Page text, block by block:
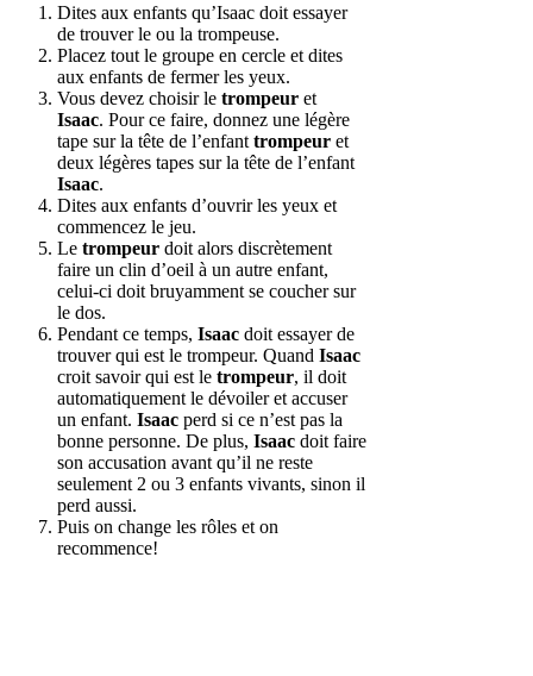
Dites aux enfants qu’Isaac doit essayer
de trouver le ou la trompeuse.
Placez tout le groupe en cercle et dites
aux enfants de fermer les yeux.
Vous devez choisir le trompeur et
Isaac. Pour ce faire, donnez une légère
tape sur la tête de l’enfant trompeur et
deux légères tapes sur la tête de l’enfant
Isaac.
Dites aux enfants d’ouvrir les yeux et
commencez le jeu.
Le trompeur doit alors discrètement
faire un clin d’oeil à un autre enfant,
celui-ci doit bruyamment se coucher sur
le dos.
Pendant ce temps, Isaac doit essayer de
trouver qui est le trompeur. Quand Isaac
croit savoir qui est le trompeur, il doit
automatiquement le dévoiler et accuser
un enfant. Isaac perd si ce n’est pas la
bonne personne. De plus, Isaac doit faire
son accusation avant qu’il ne reste
seulement 2 ou 3 enfants vivants, sinon il
perd aussi.
Puis on change les rôles et on
recommence!